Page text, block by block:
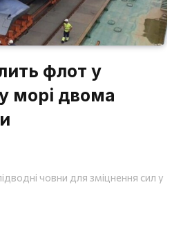
флот у
морі двома
човни для зміцнення сил у